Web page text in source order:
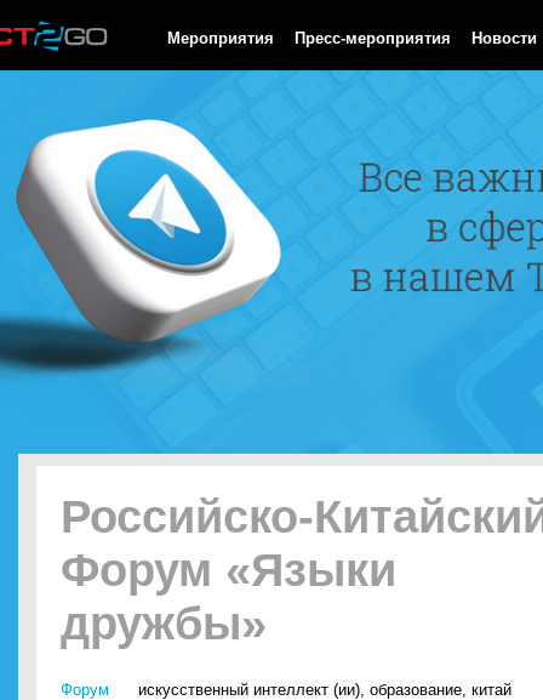
Мероприятия Пресс-мероприятия Новости
Российско-
Форум «Языки
дружбы»
Форум искусственный интеллект (ии), образование, китай